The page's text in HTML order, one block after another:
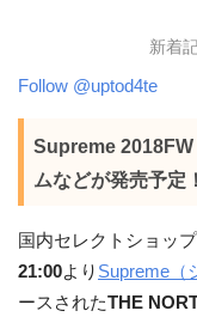
新着
Follow @uptod4te
Supreme
ムなどが発売予定！
国内セレクトショッ
21:00より Supreme（
ースされたTHE